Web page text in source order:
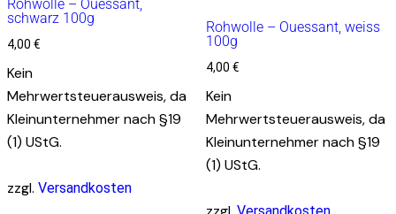
Rohwolle – Ouessant,
schwarz 100g
4,00 €
Kein
Mehrwertsteuerausweis, da
Kleinunternehmer nach §19
(1) UStG.
zzgl. Versandkosten
Rohwolle – Ouessant, weiss
100g
4,00 €
Kein
Mehrwertsteuerausweis, da
Kleinunternehmer nach §19
(1) UStG.